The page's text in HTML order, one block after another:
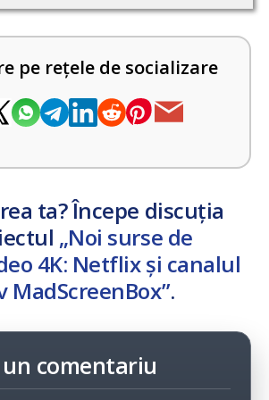
pe rețele de socializare
ta? Începe discuția
„Noi surse de
4K: Netflix și canalul
.
comentariu